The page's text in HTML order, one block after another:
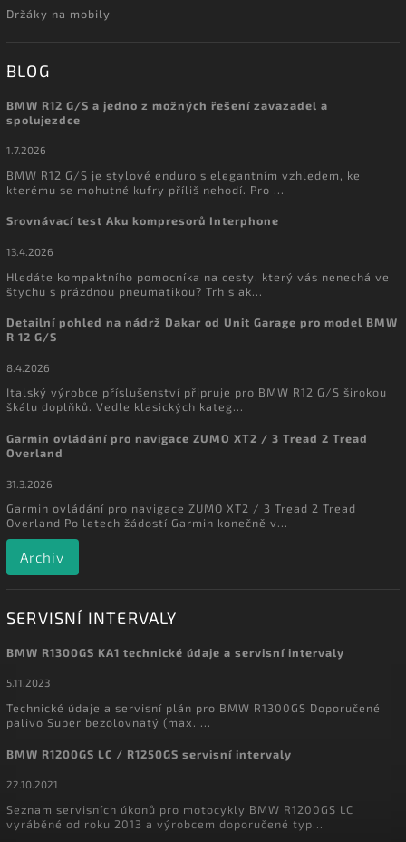
Držáky na mobily
BLOG
BMW R12 G/S a jedno z možných řešení zavazadel a
spolujezdce
1.7.2026
BMW R12 G/S je stylové enduro s elegantním vzhledem, ke
kterému se mohutné kufry příliš nehodí. Pro ...
Srovnávací test Aku kompresorů Interphone
13.4.2026
Hledáte kompaktního pomocníka na cesty, který vás nenechá ve
štychu s prázdnou pneumatikou? Trh s ak...
Detailní pohled na nádrž Dakar od Unit Garage pro model BMW
R 12 G/S
8.4.2026
Italský výrobce příslušenství připruje pro BMW R12 G/S širokou
škálu doplňků. Vedle klasických kateg...
Garmin ovládání pro navigace ZUMO XT2 / 3 Tread 2 Tread
Overland
31.3.2026
Garmin ovládání pro navigace ZUMO XT2 / 3 Tread 2 Tread
Overland Po letech žádostí Garmin konečně v...
Archiv
SERVISNÍ INTERVALY
BMW R1300GS KA1 technické údaje a servisní intervaly
5.11.2023
Technické údaje a servisní plán pro BMW R1300GS Doporučené
palivo Super bezolovnatý (max. ...
BMW R1200GS LC / R1250GS servisní intervaly
22.10.2021
Seznam servisních úkonů pro motocykly BMW R1200GS LC
vyráběné od roku 2013 a výrobcem doporučené typ...